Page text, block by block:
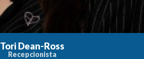
Tori Dean-Ross
Recepcionista